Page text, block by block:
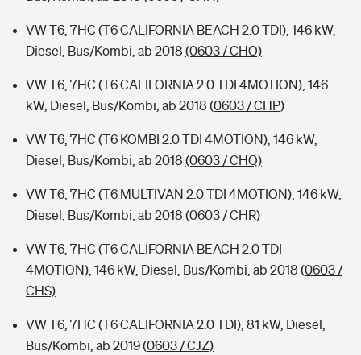
VW T6, 7HC (T6 CALIFORNIA BEACH 2.0 TDI), 146 kW,
Diesel, Bus/Kombi, ab 2018 (0603 / CHO)
VW T6, 7HC (T6 CALIFORNIA 2.0 TDI 4MOTION), 146
kW, Diesel, Bus/Kombi, ab 2018 (0603 / CHP)
VW T6, 7HC (T6 KOMBI 2.0 TDI 4MOTION), 146 kW,
Diesel, Bus/Kombi, ab 2018 (0603 / CHQ)
VW T6, 7HC (T6 MULTIVAN 2.0 TDI 4MOTION), 146 kW,
Diesel, Bus/Kombi, ab 2018 (0603 / CHR)
VW T6, 7HC (T6 CALIFORNIA BEACH 2.0 TDI
4MOTION), 146 kW, Diesel, Bus/Kombi, ab 2018 (0603 /
CHS)
VW T6, 7HC (T6 CALIFORNIA 2.0 TDI), 81 kW, Diesel,
Bus/Kombi, ab 2019(0603 / CJZ)